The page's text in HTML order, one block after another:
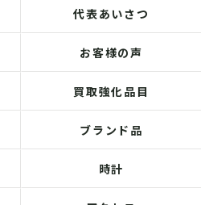
代表あいさつ
お客様の声
買取強化品目
ブランド品
時計